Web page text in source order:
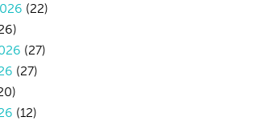
(22)
(27)
(27)
(12)